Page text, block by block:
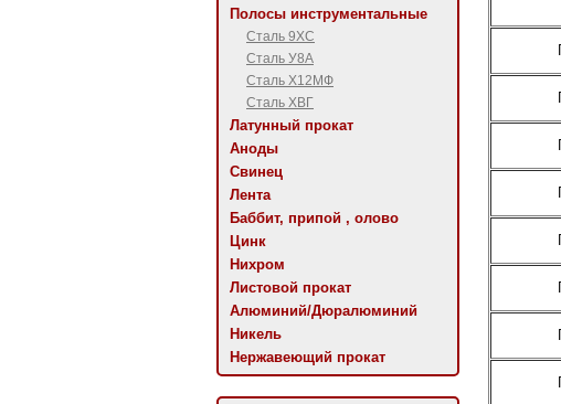
Полосы инструментальные
Сталь 9ХС
Сталь У8А
Сталь Х12МФ
Сталь ХВГ
Латунный прокат
Аноды
Свинец
Лента
Баббит, припой , олово
Цинк
Нихром
Листовой прокат
Алюминий/Дюралюминий
Никель
Нержавеющий прокат